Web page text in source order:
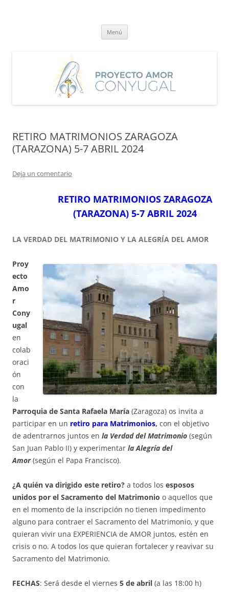
Menú
RETIRO MATRIMONIOS ZARAGOZA
(TARAZONA) 5-7 ABRIL 2024
Deja un comentario
RETIRO MATRIMONIOS ZARAGOZA
(TARAZONA) 5-7 ABRIL 2024
LA VERDAD DEL MATRIMONIO Y LA ALEGRÍA DEL AMOR
Proy
ecto
Amo
r
Cony
ugal
en
colab
oraci
ón
con
la
Parroquia de Santa Rafaela María (Zaragoza) os invita a
participar en un retiro para Matrimonios, con el objetivo
de adentrarnos juntos en la Verdad del Matrimonio (según
San Juan Pablo II) y experimentar la Alegría del
Amor(según el Papa Francisco).
¿A quién va dirigido este retiro? a todos los esposos
unidos por el Sacramento del Matrimonio o aquellos que
en el momento de la inscripción no tienen impedimento
alguno para contraer el Sacramento del Matrimonio, y que
quieran vivir una EXPERIENCIA de AMOR juntos, estén en
crisis o no. A todos los que quieran fortalecer y reavivar su
Sacramento del Matrimonio.
FECHAS: Será desde el viernes 5 de abril (a las 18:00 h)